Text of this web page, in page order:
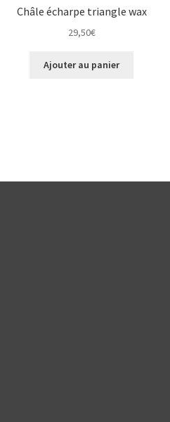
Châle écharpe triangle wax
29,50€
Ajouter au panier